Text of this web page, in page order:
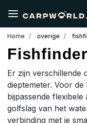
Home overige
Er zijn verschillende
dieptemeter. Voor
bijpassende
golfslag van het
verbinding met je